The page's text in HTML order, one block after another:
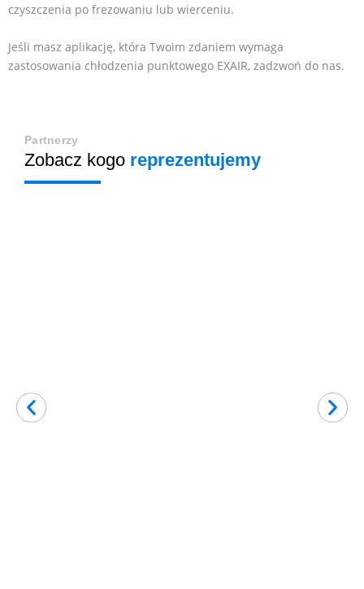
czyszczenia po frezowaniu lub wierceniu.
Jeśli masz aplikację, która Twoim zdaniem wymaga
zastosowania chłodzenia punktowego EXAIR, zadzwoń do nas.
Partnerzy
Zobacz kogo reprezentujemy